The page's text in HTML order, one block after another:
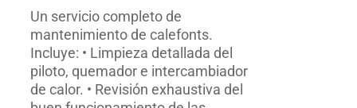
Un servicio completo de
mantenimiento de calefonts.
Incluye: • Limpieza detallada del
piloto, quemador e intercambiador
de calor. • Revisión exhaustiva del